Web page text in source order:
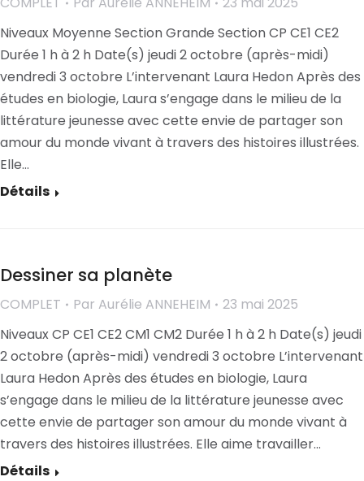
Niveaux Moyenne Section Grande Section CP CE1 CE2
Durée 1 h à 2 h Date(s) jeudi 2 octobre (après-midi)
vendredi 3 octobre L’intervenant Laura Hedon Après des
études en biologie, Laura s’engage dans le milieu de la
littérature jeunesse avec cette envie de partager son
amour du monde vivant à travers des histoires illustrées.
Elle…
Détails
Dessiner sa planète
COMPLET Par Aurélie ANNEHEIM
23 mai 2025
Niveaux CP CE1 CE2 CM1 CM2 Durée 1 h à 2 h Date(s) jeudi
2 octobre (après-midi) vendredi 3 octobre L’intervenant
Laura Hedon Après des études en biologie, Laura
s’engage dans le milieu de la littérature jeunesse avec
cette envie de partager son amour du monde vivant à
travers des histoires illustrées. Elle aime travailler…
Détails